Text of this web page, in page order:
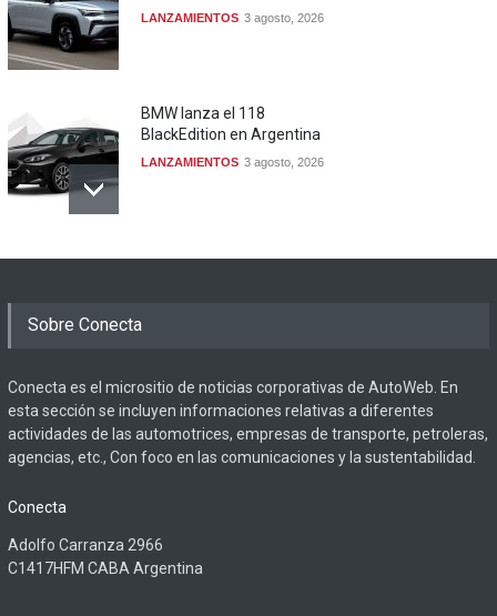
LANZAMIENTOS 3 agosto, 2026
BMW lanza el 118
BlackEdition en Argentina
LANZAMIENTOS 3 agosto, 2026
Sobre Conecta
Conecta es el micrositio de noticias corporativas de AutoWeb. En
esta sección se incluyen informaciones relativas a diferentes
actividades de las automotrices, empresas de transporte, petroleras,
agencias, etc., Con foco en las comunicaciones y la sustentabilidad.
Conecta
Adolfo Carranza 2966
C1417HFM CABA Argentina